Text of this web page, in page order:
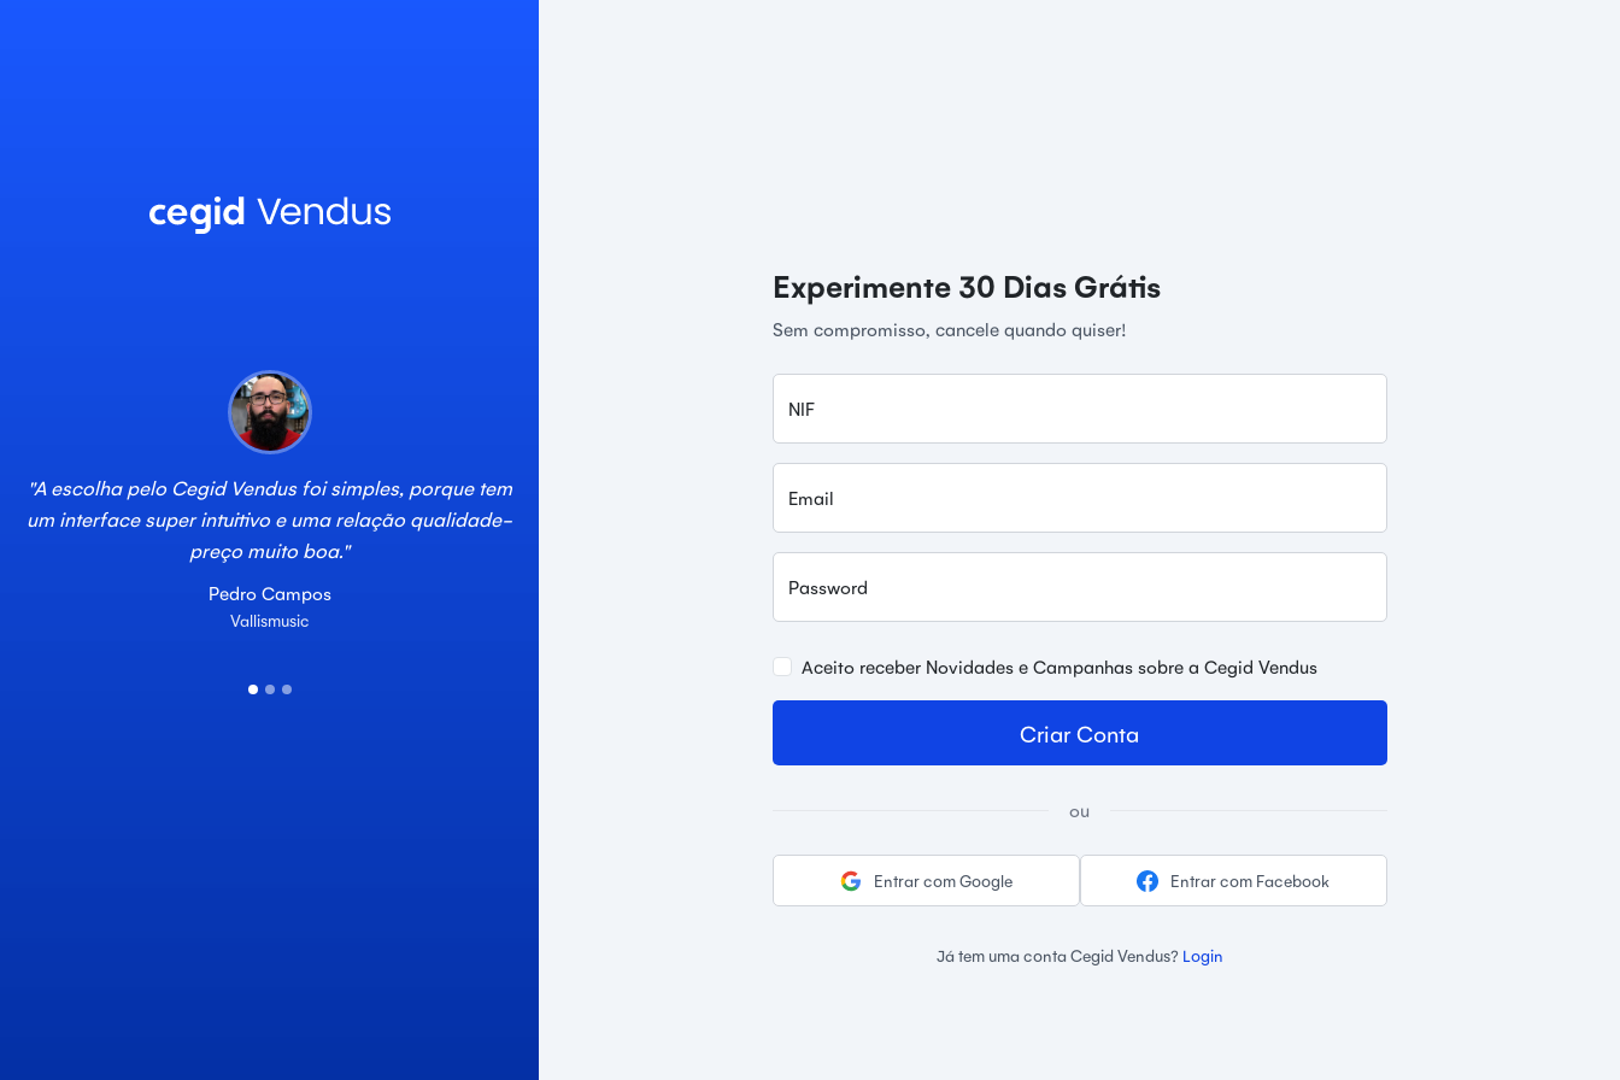
"A escolha pelo Cegid Vendus foi simples, porque tem
um interface super intuitivo e uma relação qualidade-
preço muito boa."
Pedro Campos
Vallismusic
Experimente 30 Dias Grátis
Sem compromisso, cancele quando quiser!
NIF
Email
Password
Aceito receber Novidades e Campanhas sobre a Cegid Vendus
Criar Conta
ou
Entrar com Google Entrar com Facebook
Já tem uma conta Cegid Vendus? Login